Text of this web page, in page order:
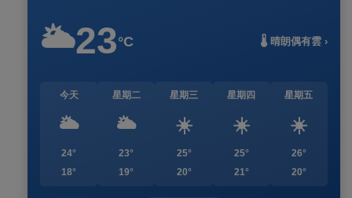
🌥️23°C 🌡️ 晴朗偶有雲 ›
今天
🌥️
24°
18°
星期二
🌥️
23°
19°
星期三
☀️
25°
20°
星期四
☀️
25°
21°
星期五
☀️
26°
20°